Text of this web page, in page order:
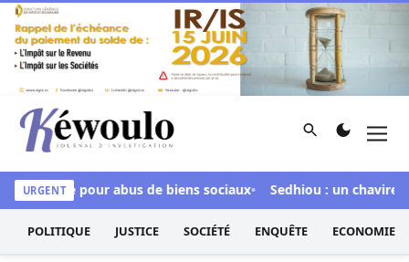
Aller au contenu
Kéwoulo, le premier site d'information et d'investigation
Rechercher
URGENTpour abus de biens sociaux Sedhiou : un
POLITIQUE JUSTICE SOCIÉTÉ ENQUÊTE ECONOMIE